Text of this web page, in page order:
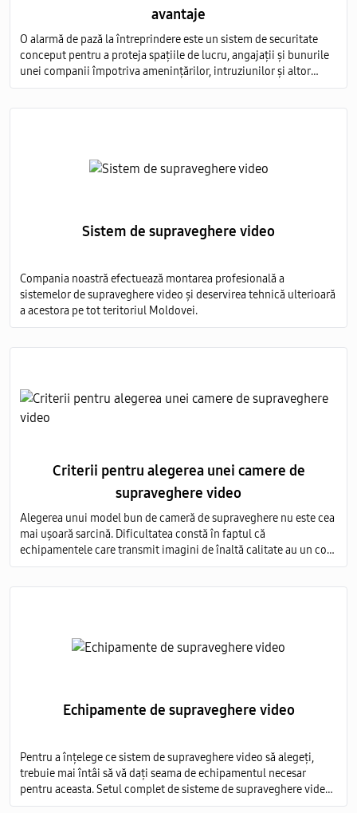
avantaje
O alarmă de pază la întreprindere este un sistem de securitate
conceput pentru a proteja spațiile de lucru, angajații și bunurile
unei companii împotriva amenințărilor, intruziunilor și altor
evenimente nedorite.
Sistem de supraveghere video
Compania noastră efectuează montarea profesională a
sistemelor de supraveghere video și deservirea tehnică ulterioară
a acestora pe tot teritoriul Moldovei.
Criterii pentru alegerea unei camere de
supraveghere video
Alegerea unui model bun de cameră de supraveghere nu este cea
mai ușoară sarcină. Dificultatea constă în faptul că
echipamentele care transmit imagini de înaltă calitate au un cost
foarte ridicat, iar modelele ieftine nu sunt capabile să ofere o
Echipamente de supraveghere video
Pentru a înțelege ce sistem de supraveghere video să alegeți,
trebuie mai întâi să vă dați seama de echipamentul necesar
pentru aceasta. Setul complet de sisteme de supraveghere video
include mai multe elemente obligatorii: